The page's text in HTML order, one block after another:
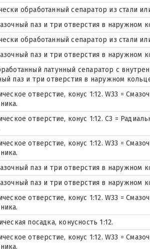
обработанный сепаратор из стали
паз и три отверстия в наружном
обработанный сепаратор из стали
паз и три отверстия в наружном
латунный сепаратор с
паз и три отверстия в наружном
отверстие, конус 1:12. W33 =
отверстие, конус 1:12. C3 =
отверстие, конус 1:12. W33 =
паз и три отверстия в наружном
паз и три отверстия в наружном
отверстие, конус 1:12. W33 =
посадка, конусность 1:12.
отверстие, конус 1:12. W33 =